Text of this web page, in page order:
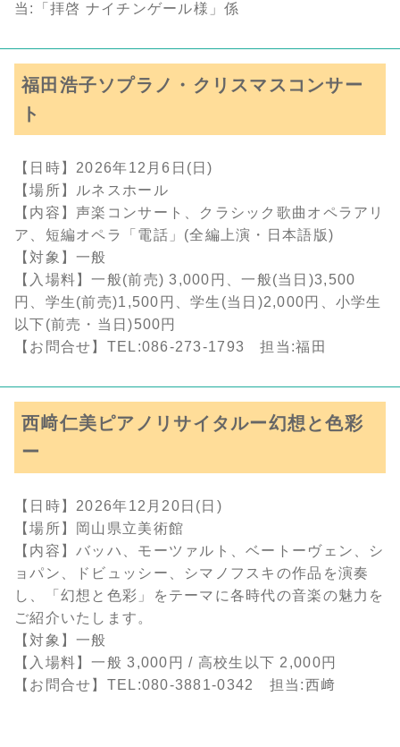
当:「拝啓 ナイチンゲール様」係
福田浩子ソプラノ・クリスマスコンサー
ト
【日時】2026年12月6日(日)
【場所】ルネスホール
【内容】声楽コンサート、クラシック歌曲オペラアリ
ア、短編オペラ「電話」(全編上演・日本語版)
【対象】一般
【入場料】一般(前売) 3,000円、一般(当日)3,500
円、学生(前売)1,500円、学生(当日)2,000円、小学生
以下(前売・当日)500円
【お問合せ】TEL:086-273-1793 担当:福田
西﨑仁美ピアノリサイタルー幻想と色彩
ー
【日時】2026年12月20日(日)
【場所】岡山県立美術館
【内容】バッハ、モーツァルト、ベートーヴェン、シ
ョパン、ドビュッシー、シマノフスキの作品を演奏
し、「幻想と色彩」をテーマに各時代の音楽の魅力を
ご紹介いたします。
【対象】一般
【入場料】一般 3,000円 / 高校生以下 2,000円
【お問合せ】TEL:080-3881-0342 担当:西﨑